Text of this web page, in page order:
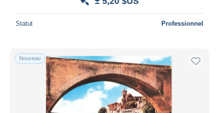
Statut Professionnel
Nouveau